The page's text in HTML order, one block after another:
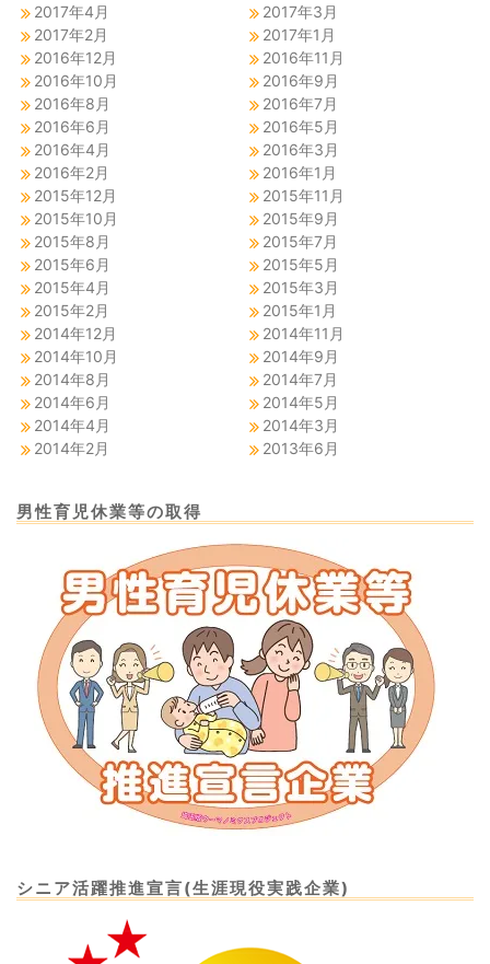
2017年4月
2017年3月
2017年2月
2017年1月
2016年12月
2016年11月
2016年10月
2016年9月
2016年8月
2016年7月
2016年6月
2016年5月
2016年4月
2016年3月
2016年2月
2016年1月
2015年12月
2015年11月
2015年10月
2015年9月
2015年8月
2015年7月
2015年6月
2015年5月
2015年4月
2015年3月
2015年2月
2015年1月
2014年12月
2014年11月
2014年10月
2014年9月
2014年8月
2014年7月
2014年6月
2014年5月
2014年4月
2014年3月
2014年2月
2013年6月
男性育児休業等の取得
シニア活躍推進宣言(生涯現役実践企業)